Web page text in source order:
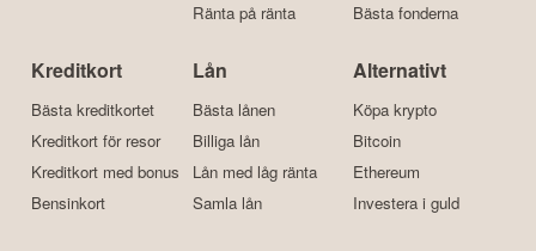
Ränta på ränta
Bästa fonderna
Kreditkort
Bästa kreditkortet
Kreditkort för resor
Kreditkort med bonus
Bensinkort
Lån
Bästa lånen
Billiga lån
Lån med låg ränta
Samla lån
Alternativt
Köpa krypto
Bitcoin
Ethereum
Investera i guld